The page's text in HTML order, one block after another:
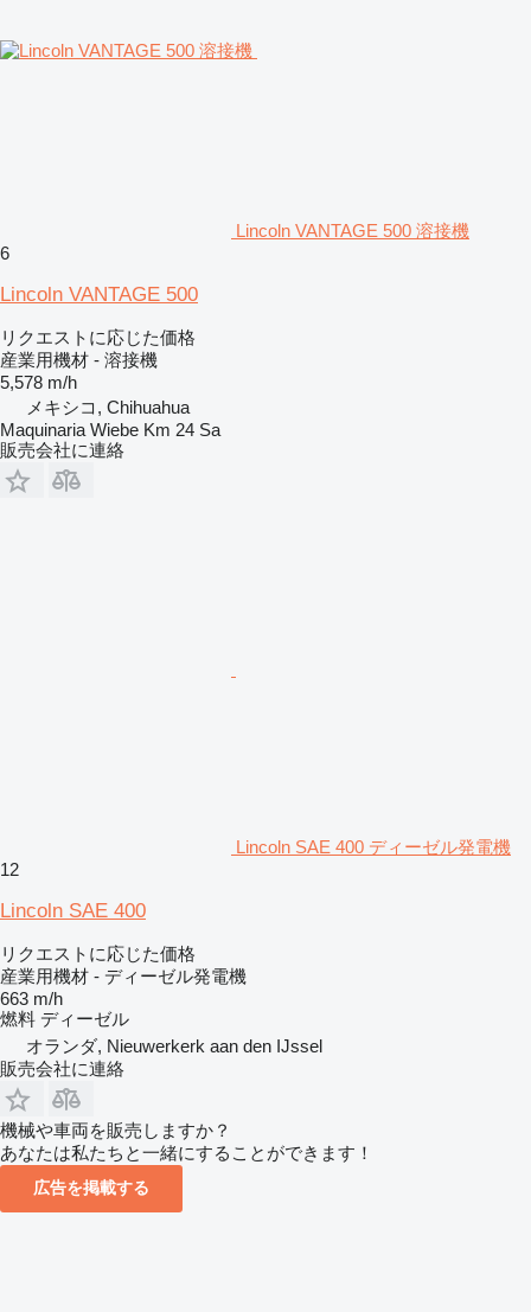
Lincoln VANTAGE 500 溶接機
6
Lincoln VANTAGE 500
リクエストに応じた価格
産業用機材 - 溶接機
5,578 m/h
メキシコ, Chihuahua
Maquinaria Wiebe Km 24 Sa
販売会社に連絡
Lincoln SAE 400 ディーゼル発電機
12
Lincoln SAE 400
リクエストに応じた価格
産業用機材 - ディーゼル発電機
663 m/h
燃料 ディーゼル
オランダ, Nieuwerkerk aan den IJssel
販売会社に連絡
機械や車両を販売しますか？
あなたは私たちと一緒にすることができます！
広告を掲載する